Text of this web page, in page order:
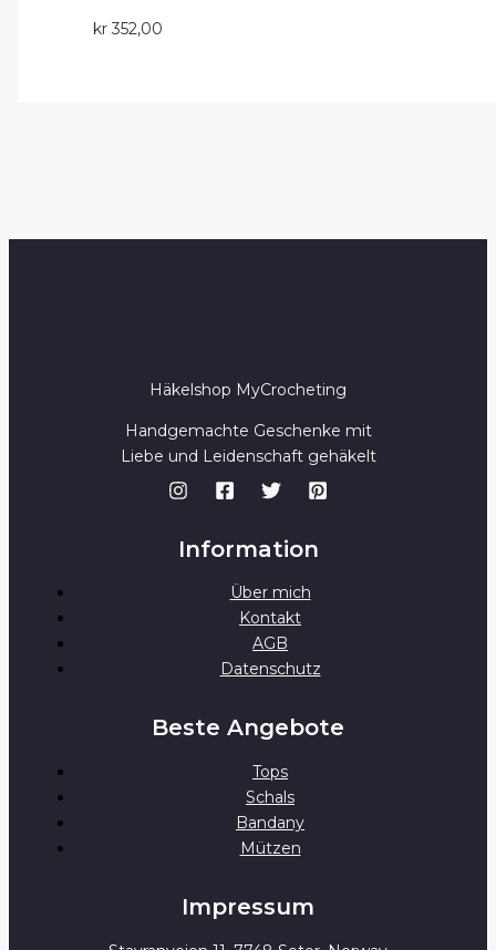
kr352,00
Häkelshop MyCrocheting
Handgemachte Geschenke mit
Liebe und Leidenschaft gehäkelt
Information
Über mich
Kontakt
AGB
Datenschutz
Beste Angebote
Tops
Schals
Bandany
Mützen
Impressum